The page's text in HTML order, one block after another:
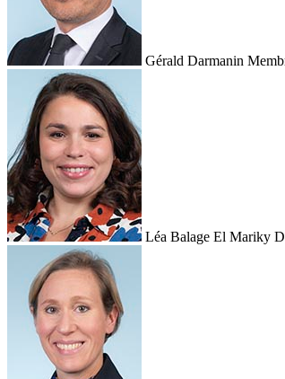
Gérald Darmanin
Léa Balage El Mariky